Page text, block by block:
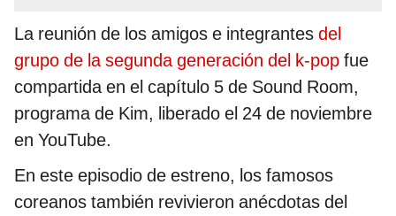
La reunión de los amigos e integrantes del
grupo de la segunda generación del k-pop fue
compartida en el capítulo 5 de Sound Room,
programa de Kim, liberado el 24 de noviembre
en YouTube.
En este episodio de estreno, los famosos
coreanos también revivieron anécdotas del